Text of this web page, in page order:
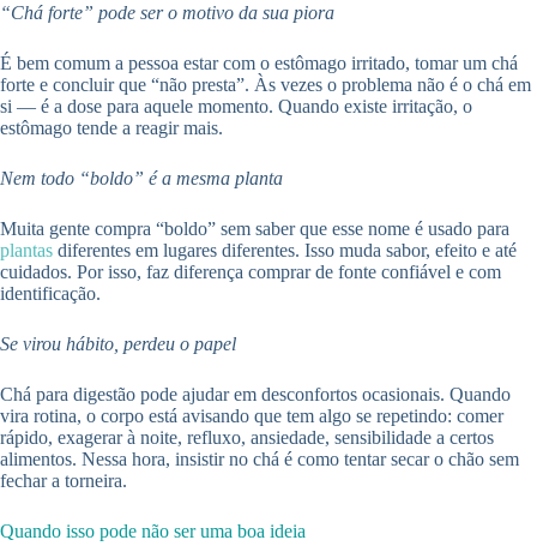
“Chá forte” pode ser o motivo da sua piora
É bem comum a pessoa estar com o estômago irritado, tomar um chá
forte e concluir que “não presta”. Às vezes o problema não é o chá em
si — é a dose para aquele momento. Quando existe irritação, o
estômago tende a reagir mais.
Nem todo “boldo” é a mesma planta
Muita gente compra “boldo” sem saber que esse nome é usado para
plantas diferentes em lugares diferentes. Isso muda sabor, efeito e até
cuidados. Por isso, faz diferença comprar de fonte confiável e com
identificação.
Se virou hábito, perdeu o papel
Chá para digestão pode ajudar em desconfortos ocasionais. Quando
vira rotina, o corpo está avisando que tem algo se repetindo: comer
rápido, exagerar à noite, refluxo, ansiedade, sensibilidade a certos
alimentos. Nessa hora, insistir no chá é como tentar secar o chão sem
fechar a torneira.
Quando isso pode não ser uma boa ideia